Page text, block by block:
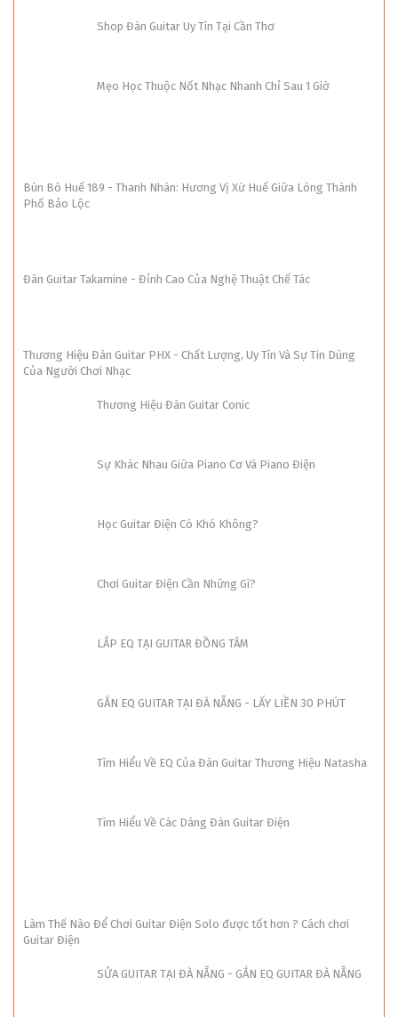
Shop Đàn Guitar Uy Tín Tại Cần Thơ
Mẹo Học Thuộc Nốt Nhạc Nhanh Chỉ Sau 1 Giờ
Bún Bò Huế 189 - Thanh Nhàn: Hương Vị Xứ Huế Giữa Lòng Thành
Phố Bảo Lộc
Đàn Guitar Takamine - Đỉnh Cao Của Nghệ Thuật Chế Tác
Thương Hiệu Đàn Guitar PHX - Chất Lượng, Uy Tín Và Sự Tin Dùng
Của Người Chơi Nhạc
Thương Hiệu Đàn Guitar Conic
Sự Khác Nhau Giữa Piano Cơ Và Piano Điện
Học Guitar Điện Có Khó Không?
Chơi Guitar Điện Cần Những Gì?
LẮP EQ TẠI GUITAR ĐỒNG TÂM
GẮN EQ GUITAR TẠI ĐÀ NẴNG - LẤY LIỀN 30 PHÚT
Tìm Hiểu Về EQ Của Đàn Guitar Thương Hiệu Natasha
Tìm Hiểu Về Các Dáng Đàn Guitar Điện
Làm Thế Nào Để Chơi Guitar Điện Solo được tốt hơn ? Cách chơi
Guitar Điện
SỬA GUITAR TẠI ĐÀ NẴNG - GẮN EQ GUITAR ĐÀ NẴNG